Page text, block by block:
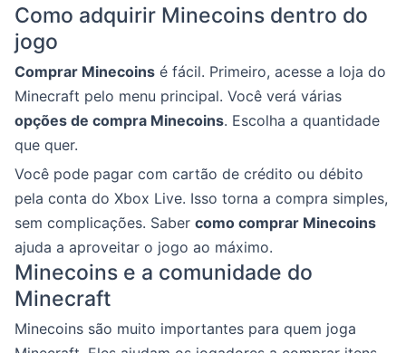
Como adquirir Minecoins dentro do
jogo
Comprar Minecoins é fácil. Primeiro, acesse a loja do
Minecraft pelo menu principal. Você verá várias
opções de compra Minecoins. Escolha a quantidade
que quer.
Você pode pagar com cartão de crédito ou débito
pela conta do Xbox Live. Isso torna a compra simples,
sem complicações. Saber como comprar Minecoins
ajuda a aproveitar o jogo ao máximo.
Minecoins e a comunidade do
Minecraft
Minecoins são muito importantes para quem joga